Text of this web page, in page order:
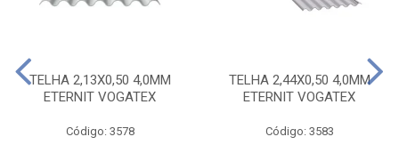
TELHA 2,13X0,50 4,0MM
ETERNIT VOGATEX
Código: 3578
TELHA 2,44X0,50 4,0MM
ETERNIT VOGATEX
Código: 3583